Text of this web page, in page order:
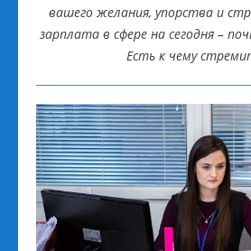
вашего желания, упорства и
зарплата в сфере на сегодня –
Есть к чему